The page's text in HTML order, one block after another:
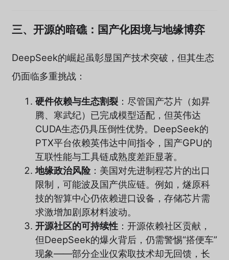
三、开源的暗礁：国产化困境与地缘博弈
DeepSeek的崛起虽彰显国产技术突破，但其生态
仍面临多重挑战：
硬件依赖与生态割裂：尽管国产芯片（如昇
腾、寒武纪）已完成模型适配，但英伟达
CUDA生态仍具压倒性优势。DeepSeek的
PTX平台依赖英伟达中间指令，国产GPU的
互联性能与工具链成熟度差距显著。
地缘政治风险：美国对先进制程芯片的出口
限制，可能波及国产供应链。例如，燧原科
技的智算中心仍依赖进口设备，存储芯片需
求激增加剧原材料波动。
开源社区的可持续性：开源依赖社区贡献，
但DeepSeek的爆火背后，仍需警惕“搭便车”
现象——部分企业仅索取技术却无回馈，长